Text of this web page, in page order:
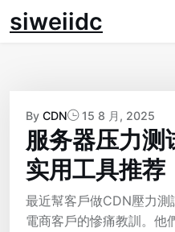
Skip
tosiweiidc
By CDN 15 8 月, 2025
服务器压力测
实用工具推荐
最近幫客戶做CDN壓力
電商客戶的慘痛教訓。他